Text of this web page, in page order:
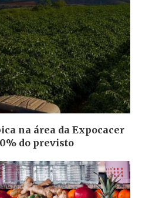
na área da Expocacer
do previsto